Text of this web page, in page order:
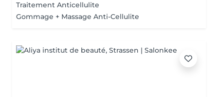
Traitement Anticellulite
Gommage + Massage Anti-Cellulite